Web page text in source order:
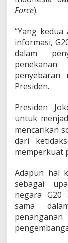
Force).
“Yang
informasi,
dalam
Presiden.
Presiden
untuk
mencarikan
dari
memperkuat
Adapun hal
sebagai
negara G20
sama